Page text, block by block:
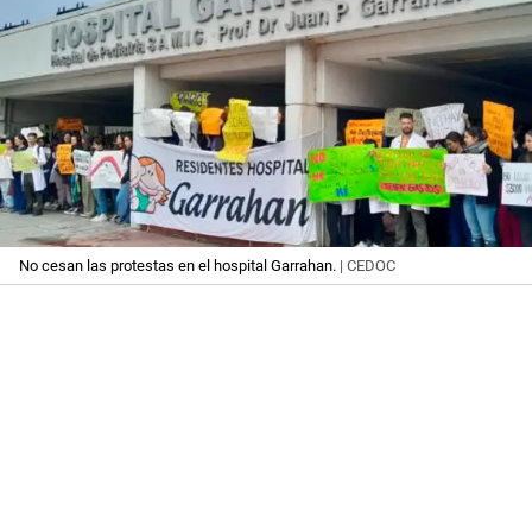
No cesan las protestas en el hospital Garrahan. | CEDOC